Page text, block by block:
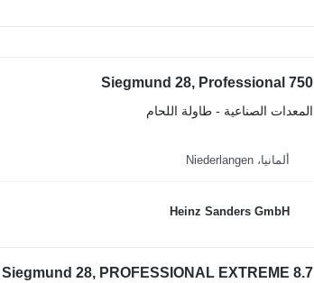
Siegmund 28, Professional 750
المعدات الصناعية - طاولة اللحام
ألمانيا، Niederlangen
Heinz Sanders GmbH
Siegmund 28, PROFESSIONAL EXTREME 8.7